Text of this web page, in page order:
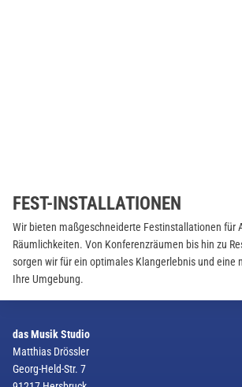
FEST-INSTALLATIONEN
Wir bieten maßgeschneiderte Festinstallationen für
Räumlichkeiten. Von Konferenzräumen bis hin zu
sorgen wir für ein optimales Klangerlebnis und eine
Ihre Umgebung.
das Musik Studio
Matthias Drössler
Georg-Held-Str. 7